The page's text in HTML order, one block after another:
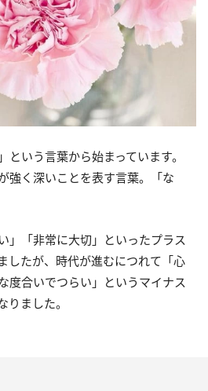
という言葉から始まっています。
強く深いことを表す言葉。「な
」「非常に大切」といったプラス
したが、時代が進むにつれて「心
度合いでつらい」というマイナス
ました。